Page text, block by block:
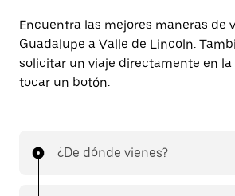
Encuentra las mejores maneras de
Guadalupe a Valle de Lincoln.
solicitar un viaje directamente en la
tocar un botón.
¿De dónde vienes?